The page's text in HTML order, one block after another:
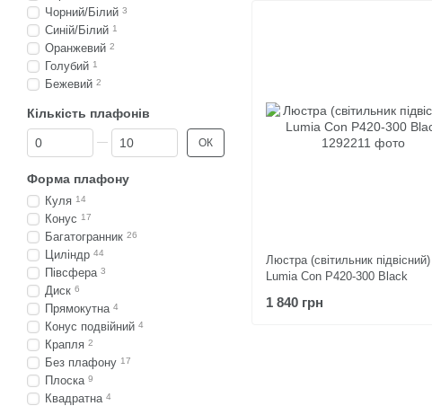
Люстра (світильник підвісний)
Lumia Con P420-300 Black
1 840 грн
Чорний/Білий 3
Синій/Білий 1
Оранжевий 2
Голубий 1
Бежевий 2
Кількість плафонів
Від Кількість плафонів
До Кількість плафонів ОК
Форма плафону
Куля 14
Конус 17
Багатогранник 26
Циліндр 44
Півсфера 3
Диск 6
Прямокутна 4
Конус подвійний 4
Крапля 2
Без плафону 17
Плоска 9
Квадратна 4